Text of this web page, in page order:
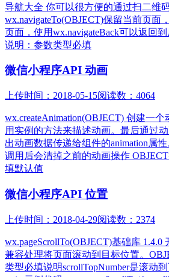
导航大全 你可以很方便的通过扫二维
wx.navigateTo(OBJECT)保留当前页面
页面，使用wx.navigateBack可以返回
说明：参数类型必填
微信小程序API 动画
上传时间：2018-05-15阅读数：4064
wx.createAnimation(OBJECT)​ 创建一个
用实例的方法来描述动画。最后通过
出动画数据传递给组件的animation属
调用后会清掉之前的动画操作
填默认值
微信小程序API 位置
上传时间：2018-04-29阅读数：2374
wx.pageScrollTo(OBJECT)基础库
兼容处理将页面滚动到目标位置。
类型必填说明scrollTopNumber是滚动